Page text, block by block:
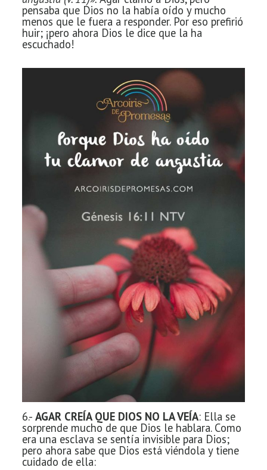
pensaba que Dios no la había oído y mucho
menos que le fuera a responder. Por eso prefirió
huir; ¡pero ahora Dios le dice que la ha
escuchado!
6.- AGAR CREÍA QUE DIOS NO LA VEÍA: Ella se
sorprende mucho de que Dios le hablara. Como
era una esclava se sentía invisible para Dios;
pero ahora sabe que Dios está viéndola y tiene
cuidado de ella: